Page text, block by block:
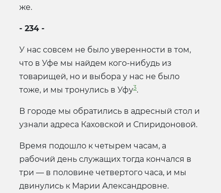
же.
- 234 -
У нас совсем не было уверенности в том,
что в Уфе мы найдем кого-нибудь из
товарищей, но и выбора у нас не было
тоже, и мы тронулись в Уфу3.
В городе мы обратились в адресный стол и
узнали адреса Каховской и Спиридоновой.
Время подошло к четырем часам, а
рабочий день служащих тогда кончался в
три — в половине четвертого часа, и мы
двинулись к Марии Александровне.